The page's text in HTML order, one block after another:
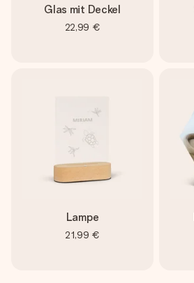
Glas mit Deckel
22,99 €
Lampe
21,99 €